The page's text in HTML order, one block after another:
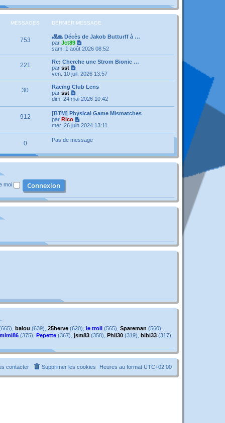
e
s
a
e
i
e
m
s
a
g
e
d
e
r
n
e
m
e
s
a
g
e
MESSAGES DERNIER MESSAGE
753
🎳🙏 Décès de Jakob Butturff à …
par Jct89
o
i
r
e
r
n
i
e
r
e
s
s
e
sam. 1 août 2026 08:52
221
Re: Cherche une Strom Bionic …
par sst
o
i
r
e
r
n
i
e
r
s
s
ven. 10 juil. 2026 13:57
30
Racing Club Lens
par sst
o
l
e
d
e
r
i
e
r
g
e
dim. 24 mai 2026 10:42
912
[BTM] Physical Game Mismatches
par Rico
o
l
d
m
e
mer. 26 juin 2024 13:11
0 Pas de message
moi
balou (639), 25herve (620), le troll (565), Spareman (560),
mimi86 (375), Pepette (367), jsm83 (358), Phil30 (319), bibi33 (317),
Heures au format UTC+02:00
Supprimer les cookies
contacter